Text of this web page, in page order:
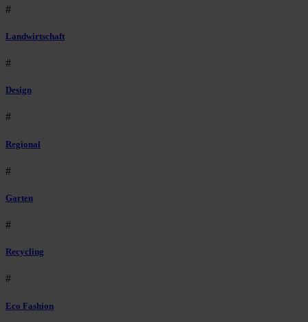
#
Landwirtschaft
#
Design
#
Regional
#
Garten
#
Recycling
#
Eco Fashion